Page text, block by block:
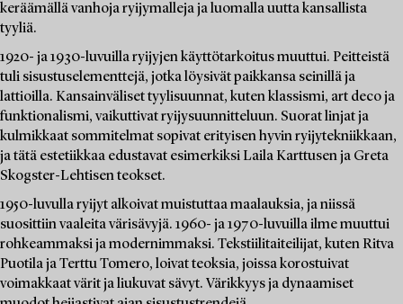
keräämällä vanhoja ryijymalleja ja luomalla uutta kansallista
tyyliä.
1920- ja 1930-luvuilla ryijyjen käyttötarkoitus muuttui. Peitteistä
tuli sisustuselementtejä, jotka löysivät paikkansa seinillä ja
lattioilla. Kansainväliset tyylisuunnat, kuten klassismi, art deco ja
funktionalismi, vaikuttivat ryijysuunnitteluun. Suorat linjat ja
kulmikkaat sommitelmat sopivat erityisen hyvin ryijytekniikkaan,
ja tätä estetiikkaa edustavat esimerkiksi Laila Karttusen ja Greta
Skogster-Lehtisen teokset.
1950-luvulla ryijyt alkoivat muistuttaa maalauksia, ja niissä
suosittiin vaaleita värisävyjä. 1960- ja 1970-luvuilla ilme muuttui
rohkeammaksi ja modernimmaksi. Tekstiilitaiteilijat, kuten Ritva
Puotila ja Terttu Tomero, loivat teoksia, joissa korostuivat
voimakkaat värit ja liukuvat sävyt. Värikkyys ja dynaamiset